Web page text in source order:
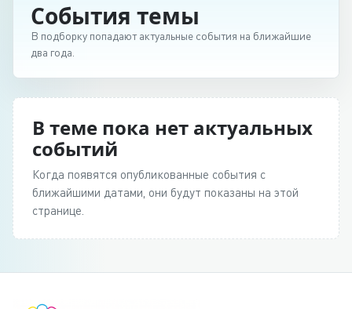
События темы
В подборку попадают актуальные события на ближайшие
два года.
В теме пока нет актуальных
событий
Когда появятся опубликованные события с
ближайшими датами, они будут показаны на этой
странице.